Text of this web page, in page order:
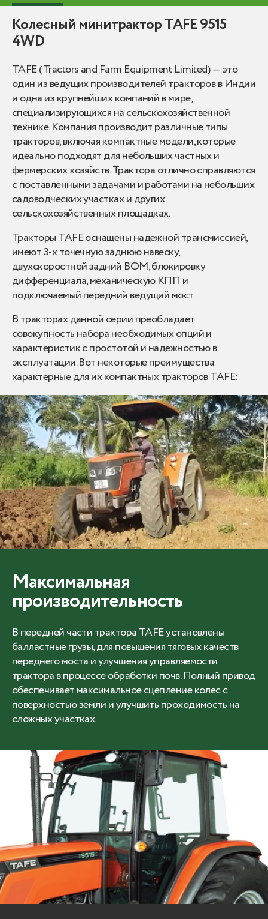
Колесный минитрактор TAFE 9515
4WD
TAFE (Tractors and Farm Equipment Limited) — это
один из ведущих производителей тракторов в Индии
и одна из крупнейших компаний в мире,
специализирующихся на сельскохозяйственной
технике. Компания производит различные типы
тракторов, включая компактные модели, которые
идеально подходят для небольших частных и
фермерских хозяйств. Трактора отлично справляются
с поставленными задачами и работами на небольших
садоводческих участках и других
сельскохозяйственных площадках.
Тракторы TAFE оснащены надежной трансмиссией,
имеют 3-х точечную заднюю навеску,
двухскоростной задний ВОМ, блокировку
дифференциала, механическую КПП и
подключаемый передний ведущий мост.
В тракторах данной серии преобладает
совокупность набора необходимых опций и
характеристик с простотой и надежностью в
эксплуатации. Вот некоторые преимущества
характерные для их компактных тракторов TAFE:
Максимальная
производительность
В передней части трактора TAFE установлены
балластные грузы, для повышения тяговых качеств
переднего моста и улучшения управляемости
трактора в процессе обработки почв. Полный привод
обеспечивает максимальное сцепление колес с
поверхностью земли и улучшить проходимость на
сложных участках.